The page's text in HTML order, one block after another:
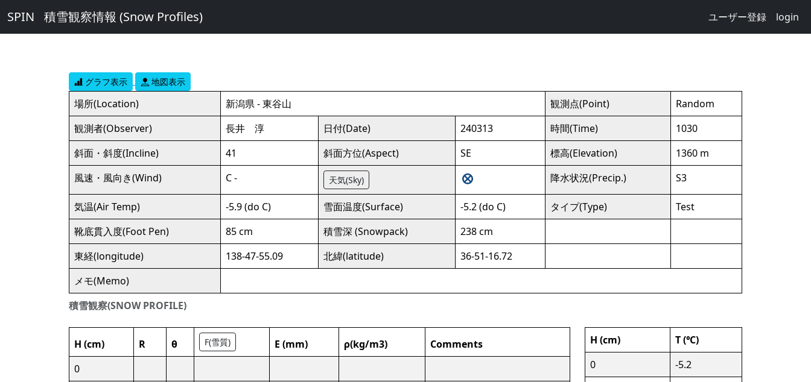
SPIN 積雪観察情報 (Snow Profiles) ユーザー登録 login
グラフ表示 地図表示
積雪観察(SNOW PROFILE)
場所(Location) 新潟県 - 東谷山 観測点(Point)
Random
観測者(Observer)
長井 淳 日付(Date) 240313 時間(Time)
1030
斜面・斜度(Incline)
41 斜面方位(Aspect) SE 標高(Elevation)
1360 m
風速・風向き(Wind)
C - 天気(Sky) 降水状況(Precip.) S3
気温(Air Temp) -5.9 (do C) 雪面温度(Surface) -5.2 (do C) タイプ(Type)
Test
靴底貫入度(Foot Pen)
85 cm 積雪深 (Snowpack)
238 cm
東経(longitude)
138-47-55.09 北緯(latitude)
36-51-16.72
メモ(Memo)
H (cm) R θ F(雪質) E (mm) ρ(kg/m3)
Comments
0
H (cm)
T (℃)
0
-5.2